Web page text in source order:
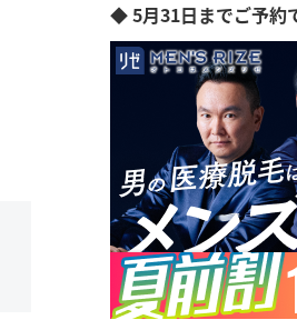
◆ 5月31日までご予約